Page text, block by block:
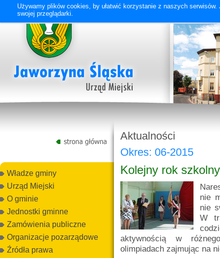
Władze gminy
Urząd Miejski
O gminie
Jednostki gminne
Zamówienia publiczne
Organizacje pozarządowe
Źródła prawa
Aktualności
Okres: 06-2015
Kolejny rok
nie
nie
W
aktywnością w
olimpiadach zajmując na
Używamy plików cookies, by ułatwić korzystanie z naszych
swojej przeglądarki.